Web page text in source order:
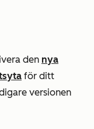
den nya
för ditt
versionen